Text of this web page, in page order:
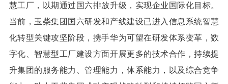
慧工厂，以期通过国六排放升级，实现企业国际化目标。
当前，玉柴集团国六研发和产线建设已进入信息系统智慧
化转型关键攻坚阶段，携手华为可望在研发体系变革，数
字化、智慧型工厂建设方面开展更多的技术合作，持续提
升集团的服务能力、管理能力，体系能力，以及综合竞争